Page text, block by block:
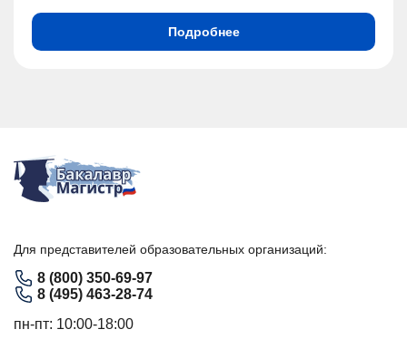
Подробнее
Для представителей образовательных организаций:
8 (800) 350-69-97
8 (495) 463-28-74
пн-пт: 10:00-18:00